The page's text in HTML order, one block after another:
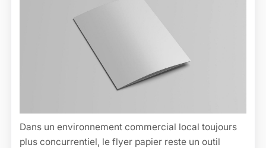
Dans un environnement commercial local toujours
plus concurrentiel, le flyer papier reste un outil